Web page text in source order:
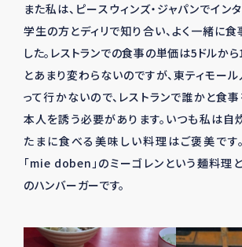
また私は、ピースウィンズ・ジャパンでイン
学生の方とディリで知り合い、よく一緒に
した。レストランでの食事の単価は5ドルか
とあまり変わらないのですが、東ティモー
って行かないので、レストランで誰かと食
本人を誘う必要があります。いつも私は自
たまに食べる美味しい料理はご褒美です
「mie doben」のミーゴレンという麺料理
のハンバーガーです。